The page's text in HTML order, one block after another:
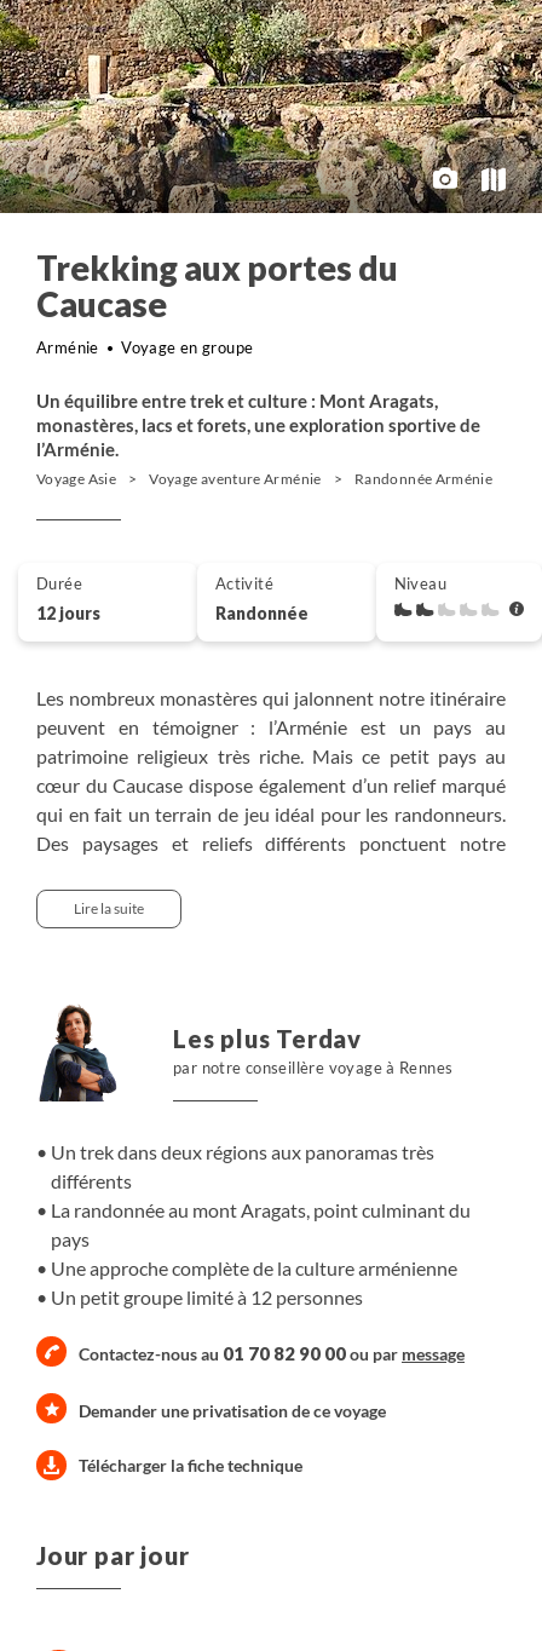
Trekking aux portes du
Caucase
Arménie Voyage en groupe
Un équilibre entre trek et culture : Mont Aragats,
monastères, lacs et forets, une exploration sportive de
l’Arménie.
Voyage Asie Voyage aventure Arménie Randonnée Arménie
Les nombreux monastères qui jalonnent notre itinéraire
peuvent en témoigner : l’Arménie est un pays au
patrimoine religieux très riche. Mais ce petit pays au
cœur du Caucase dispose également d’un relief marqué
qui en fait un terrain de jeu idéal pour les randonneurs.
Des paysages et reliefs différents ponctuent notre
jours de marche, nous avons l’occasion de découvrir
plusieurs massifs : la chaîne de montagnes de Ghégama
volcaniques, nous rejoignons la région du lac Sevan,
devenu un des emblèmes du pays. Nous montons
ensuite les pentes du mont Aragats et de son imposant
cratère, pour atteindre le plus haut sommet du pays.
Lire la suite
Les plus Terdav
par notre conseillère voyage à Rennes
Un trek dans deux régions aux panoramas très
différents
La randonnée au mont Aragats, point culminant du
pays
Une approche complète de la culture arménienne
Un petit groupe limité à 12 personnes
Contactez-nous au 01 70 82 90 00ou par message
Durée
12 jours
Activité
Randonnée
Niveau
Demander une privatisation de ce voyage
Télécharger la fiche technique
Jour par jour